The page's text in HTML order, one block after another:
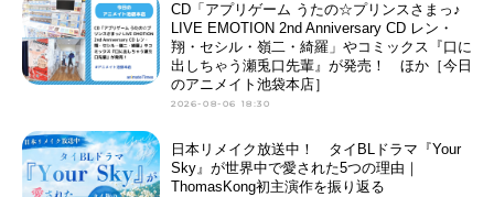
CD「アプリゲーム うたの☆プリンスさまっ♪
LIVE EMOTION 2nd Anniversary CD レン・
翔・セシル・嶺二・綺羅」やコミックス『口に
出しちゃう瀬兎口先輩』が発売！ ほか［今日
のアニメイト池袋本店］
2026-08-06 18:30
日本リメイク放送中！ タイBLドラマ『Your
Sky』が世界中で愛された5つの理由｜
ThomasKong初主演作を振り返る